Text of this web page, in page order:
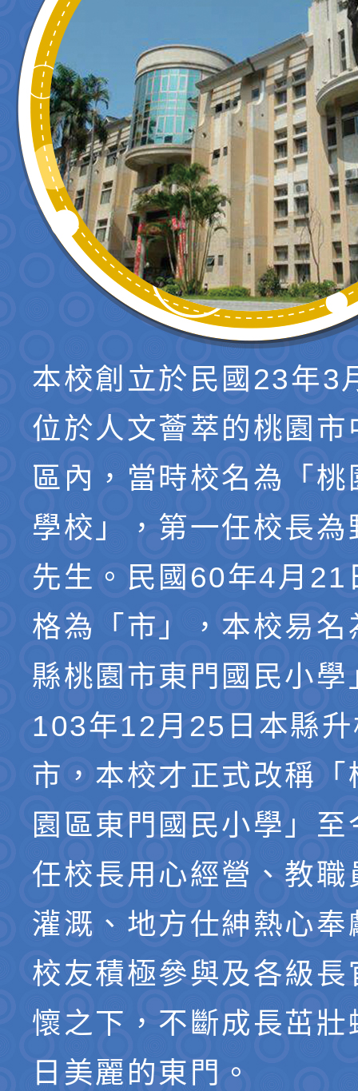
本校創立於民國23年3
位於人文薈萃的桃園市
區內，當時校名為「桃
學校」，第一任校長為
先生。民國60年4月21
格為「市」，本校易名
縣桃園市東門國民小學
103年12月25日本縣
市，本校才正式改稱「
園區東門國民小學」
任校長用心經營、教職
灌溉、地方仕紳熱心奉
校友積極參與及各級長
懷之下，不斷成長茁壯
日美麗的東門。